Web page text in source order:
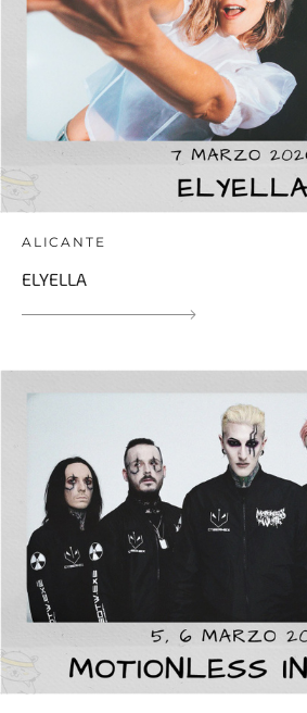
ALICANTE
ELYELLA